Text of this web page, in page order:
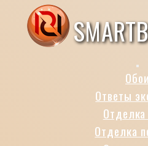
Обои
Ответы
Отделка